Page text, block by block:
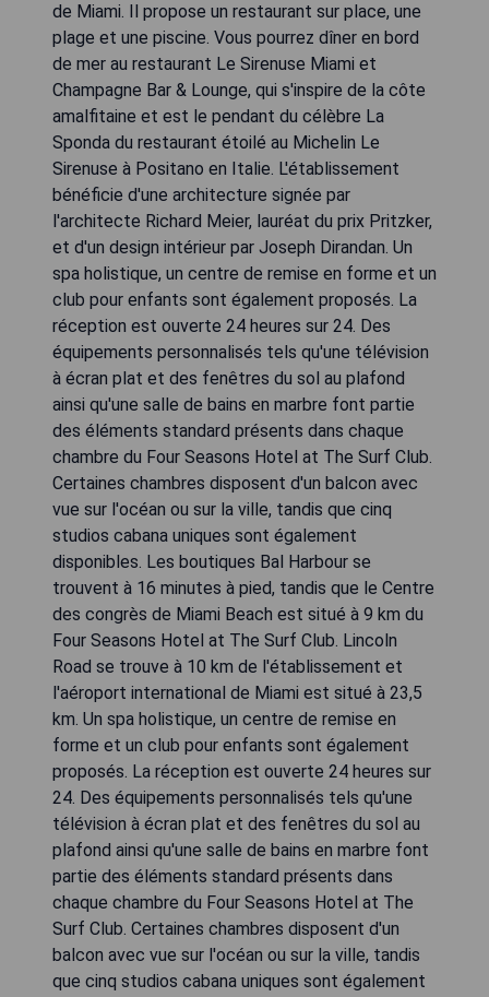
de Miami. Il propose un restaurant sur place, une
plage et une piscine. Vous pourrez dîner en bord
de mer au restaurant Le Sirenuse Miami et
Champagne Bar & Lounge, qui s'inspire de la côte
amalfitaine et est le pendant du célèbre La
Sponda du restaurant étoilé au Michelin Le
Sirenuse à Positano en Italie. L'établissement
bénéficie d'une architecture signée par
l'architecte Richard Meier, lauréat du prix Pritzker,
et d'un design intérieur par Joseph Dirandan. Un
spa holistique, un centre de remise en forme et un
club pour enfants sont également proposés. La
réception est ouverte 24 heures sur 24. Des
équipements personnalisés tels qu'une télévision
à écran plat et des fenêtres du sol au plafond
ainsi qu'une salle de bains en marbre font partie
des éléments standard présents dans chaque
chambre du Four Seasons Hotel at The Surf Club.
Certaines chambres disposent d'un balcon avec
vue sur l'océan ou sur la ville, tandis que cinq
studios cabana uniques sont également
disponibles. Les boutiques Bal Harbour se
trouvent à 16 minutes à pied, tandis que le Centre
des congrès de Miami Beach est situé à 9 km du
Four Seasons Hotel at The Surf Club. Lincoln
Road se trouve à 10 km de l'établissement et
l'aéroport international de Miami est situé à 23,5
km. Un spa holistique, un centre de remise en
forme et un club pour enfants sont également
proposés. La réception est ouverte 24 heures sur
24. Des équipements personnalisés tels qu'une
télévision à écran plat et des fenêtres du sol au
plafond ainsi qu'une salle de bains en marbre font
partie des éléments standard présents dans
chaque chambre du Four Seasons Hotel at The
Surf Club. Certaines chambres disposent d'un
balcon avec vue sur l'océan ou sur la ville, tandis
que cinq studios cabana uniques sont également